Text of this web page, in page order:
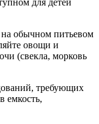
обычном питьевом
овощи и
(свекла, морковь
требующих
емкость,